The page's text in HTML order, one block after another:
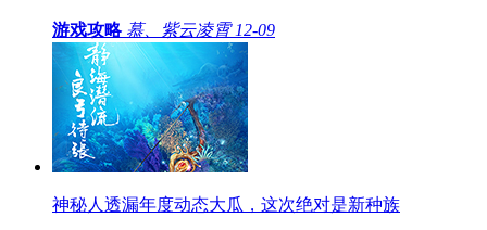
游戏攻略 慕、紫云凌霄 12-09
神秘人透漏年度动态大瓜，这次绝对是新种族